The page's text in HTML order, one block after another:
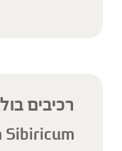
רכיבים
Sibiricum